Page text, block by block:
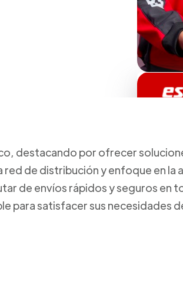
destacando por ofrecer
de distribución y enfoque en
de envíos rápidos y seguros en
para satisfacer sus necesidades